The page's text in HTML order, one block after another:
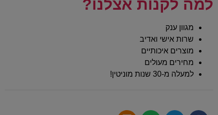
למה לקנות אצלנו?
מגוון ענק
שרות אישי ואדיב
מוצרים איכותיים
מחירים מעולים
למעלה מ-30 שנות מוניטין!